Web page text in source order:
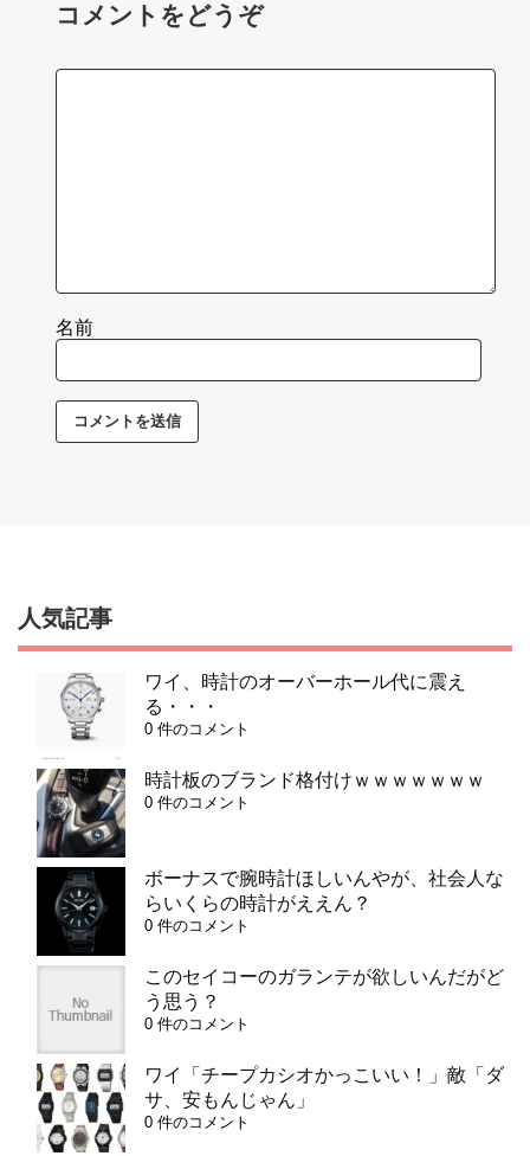
コメントをどうぞ
名前
人気記事
ワイ、時計のオーバーホール代に震え
る・・・
0 件のコメント
時計板のブランド格付けｗｗｗｗｗｗｗ
0 件のコメント
ボーナスで腕時計ほしいんやが、社会人な
らいくらの時計がええん？
0 件のコメント
このセイコーのガランテが欲しいんだがど
う思う？
0 件のコメント
ワイ「チープカシオかっこいい！」敵「ダ
サ、安もんじゃん」
0 件のコメント